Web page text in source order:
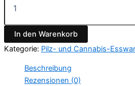
Extracts
Kirschgeleebombe
Menge
In den Warenkorb
Kategorie: Pilz- und Cannabis-
Beschreibung
Rezensionen (0)